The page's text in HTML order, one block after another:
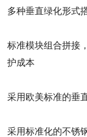
多种垂直绿化形式
标准模块组合拼接
护成本
采用欧美标准的垂
采用标准化的不锈